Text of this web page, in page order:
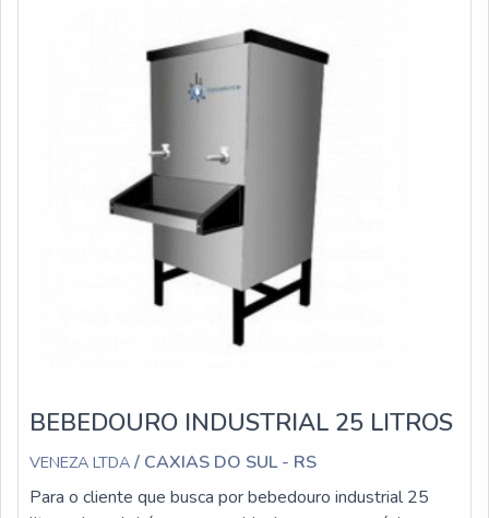
BEBEDOURO INDUSTRIAL 25 LITROS
VENEZA LTDA / CAXIAS DO SUL - RS
Para o cliente que busca por bebedouro industrial 25